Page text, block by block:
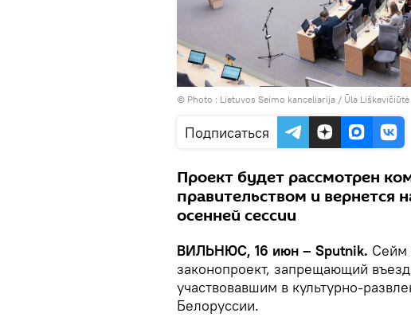
© Photo : Lietuvos Seimo kanceliarija / Ūla Liškevičiūtė
Подписаться
Проект будет рассмотрен
правительством и вернется
осенней сессии
ВИЛЬНЮС, 16 июн – Sputnik. Сейм
законопроект, запрещающий
участвовавшим в культурно-
Белоруссии.